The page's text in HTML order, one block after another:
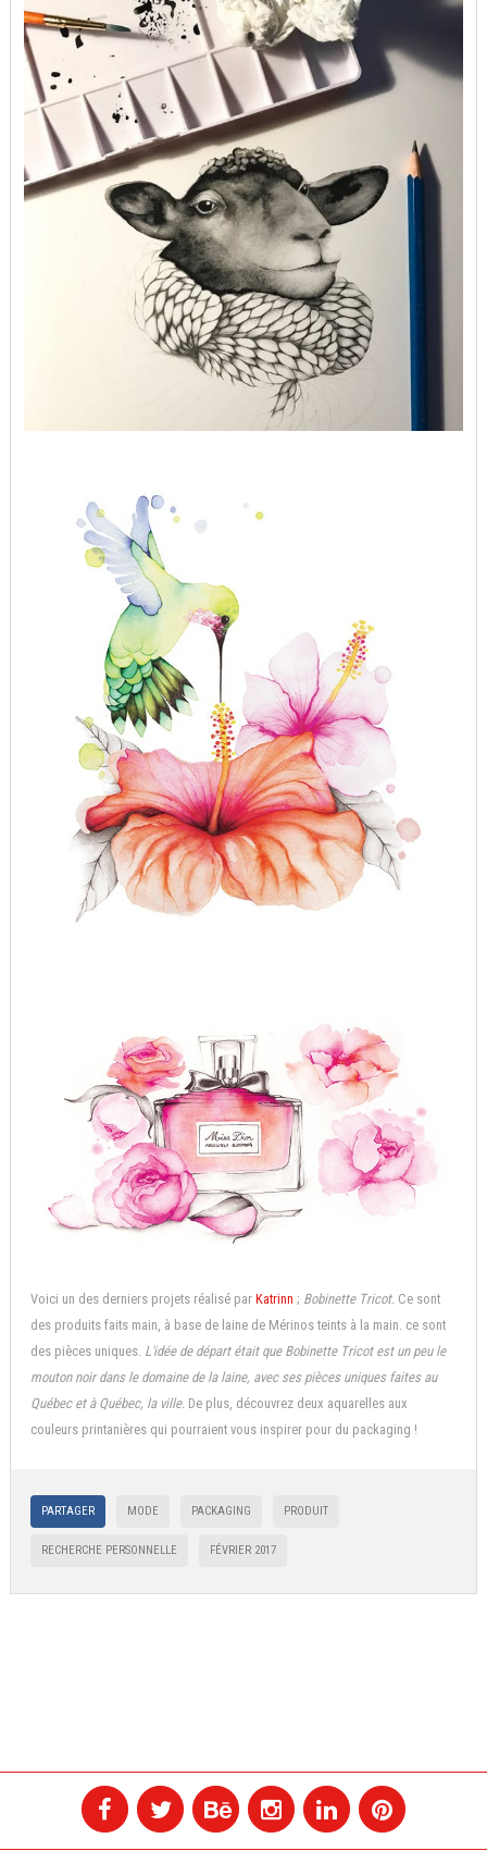
Voici un des derniers projets réalisé par Katrinn ; Bobinette Tricot. Ce sont
des produits faits main, à base de laine de Mérinos teints à la main. ce sont
des pièces uniques. L'idée de départ était que Bobinette Tricot est un peu le
mouton noir dans le domaine de la laine, avec ses pièces uniques faites au
Québec et à Québec, la ville. De plus, découvrez deux aquarelles aux
couleurs printanières qui pourraient vous inspirer pour du packaging !
PARTAGER MODE PACKAGING PRODUIT
RECHERCHE PERSONNELLE FÉVRIER 2017